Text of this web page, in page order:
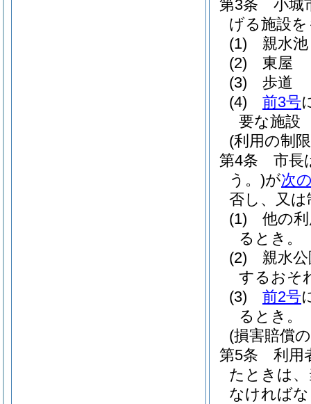
第3条
小城
げる施設
(1)
親水池
(2)
東屋
(3)
歩道
(4)
前3号
要な施設
(利用の制
第4条
市長
う。)が次
否し、又
(1)
他の
るとき。
(2)
親水
するおそ
(3)
前2号
るとき。
(損害賠償
第5条
利用
たときは
なければ